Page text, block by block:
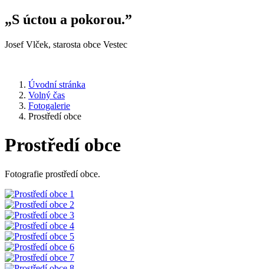
„S úctou a pokorou.”
Josef Vlček, starosta obce Vestec
Úvodní stránka
Volný čas
Fotogalerie
Prostředí obce
Prostředí obce
Fotografie prostředí obce.